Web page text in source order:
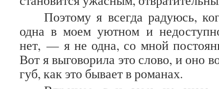
Поэтому я всегда радуюсь,
одна в моем уютном и
нет, — я не одна, со мной
Вот я выговорила это слово, и оно
губ, как это бывает в романах.